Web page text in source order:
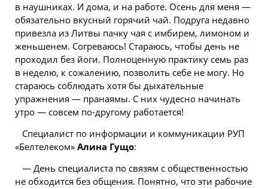
в наушниках. И дома, и на работе. Осень для меня —
обязательно вкусный горячий чай. Подруга недавно
привезла из Литвы пачку чая с имбирем, лимоном и
женьшенем. Согреваюсь! Стараюсь, чтобы день не
проходил без йоги. Полноценную практику семь раз
в неделю, к сожалению, позволить себе не могу. Но
стараюсь соблюдать хотя бы дыхательные
упражнения — пранаямы. С них чудесно начинать
утро — совсем по-другому работается!
Специалист по информации и коммуникации РУП
«Белтелеком» Алина Гущо:
— День специалиста по связям с общественностью
не обходится без общения. Понятно, что эти рабочие